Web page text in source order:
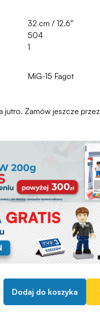
32 cm / 12.6″
504
1
MiG-15 Fagot
jutro. Zamów jeszcze przez
Dodaj do koszyka